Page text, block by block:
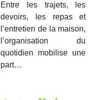
Entre les trajets, les
devoirs, les repas et
l’entretien de la maison,
l’organisation du
quotidien mobilise une
part…